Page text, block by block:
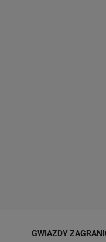
GWIAZDY